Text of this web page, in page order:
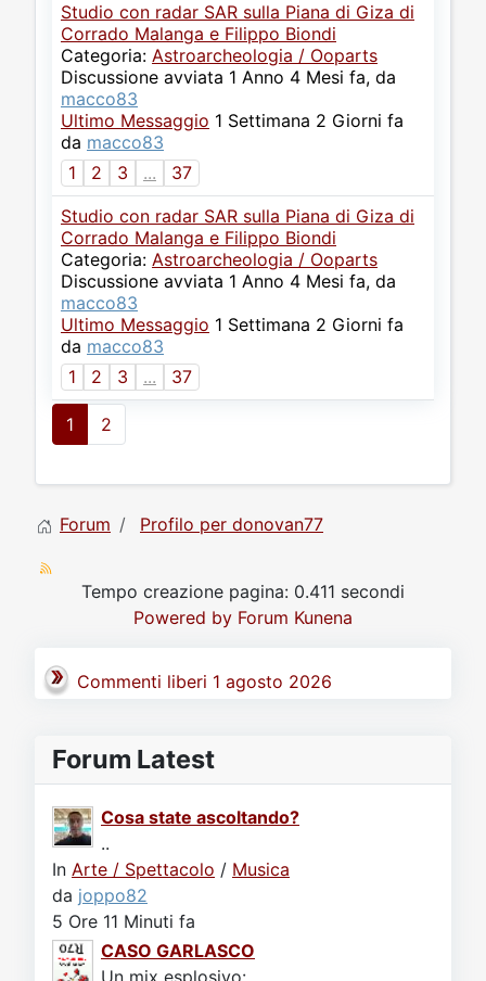
Studio con radar SAR sulla Piana di Giza di
Corrado Malanga e Filippo Biondi
Categoria: Astroarcheologia / Ooparts
Discussione avviata 1 Anno 4 Mesi fa, da
macco83
Ultimo Messaggio 1 Settimana 2 Giorni fa
da macco83
1
2 3 ...
37
Studio con radar SAR sulla Piana di Giza di
Corrado Malanga e Filippo Biondi
Categoria: Astroarcheologia / Ooparts
Discussione avviata 1 Anno 4 Mesi fa, da
macco83
Ultimo Messaggio 1 Settimana 2 Giorni fa
da macco83
1
2 3 ... 37
1 2
Forum Profilo per donovan77
Tempo creazione pagina: 0.411 secondi
Powered by Forum Kunena
Commenti liberi 1 agosto 2026
Forum Latest
Cosa state ascoltando?
..
In Arte / Spettacolo / Musica
da joppo82
5 Ore 11 Minuti fa
CASO GARLASCO